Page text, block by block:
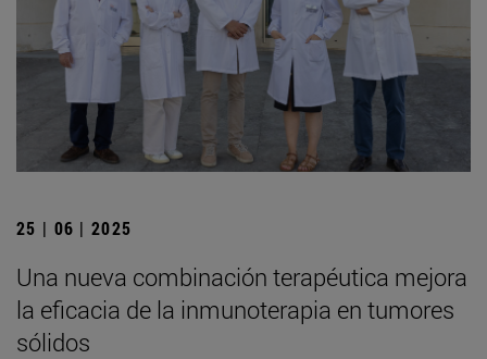
25 | 06 | 2025
Una nueva combinación terapéutica mejora
la eficacia de la inmunoterapia en tumores
sólidos